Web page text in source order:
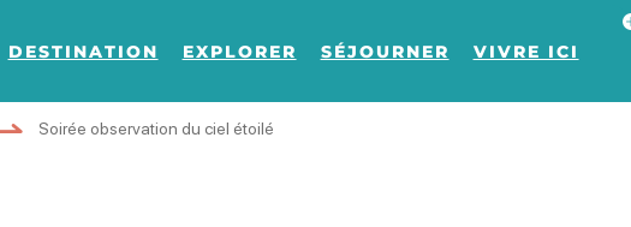
DESTINATION EXPLORER SÉJOURNER VIVRE ICI
Soirée observation du ciel étoilé